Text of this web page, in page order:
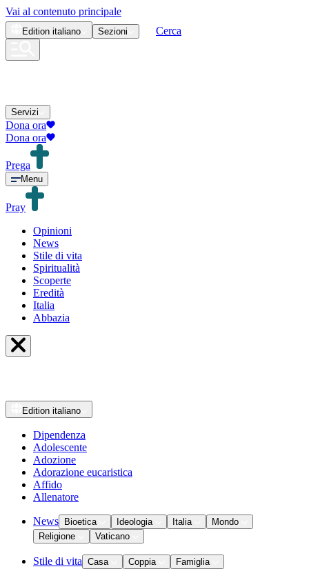
Vai al contenuto principale
Edition italiano Sezioni Cerca
Servizi
Dona ora
Dona ora
Prega
Menu
Pray
Opinioni
News
Stile di vita
Spiritualità
Scoperte
Eredità
Italia
Abbazia
Edition italiano
Dipendenza
Adolescente
Adozione
Adorazione eucaristica
Affido
Allenatore
News Bioetica Ideologia Italia
Mondo
Religione
Vaticano
Stile di vita Casa Coppia
Famiglia